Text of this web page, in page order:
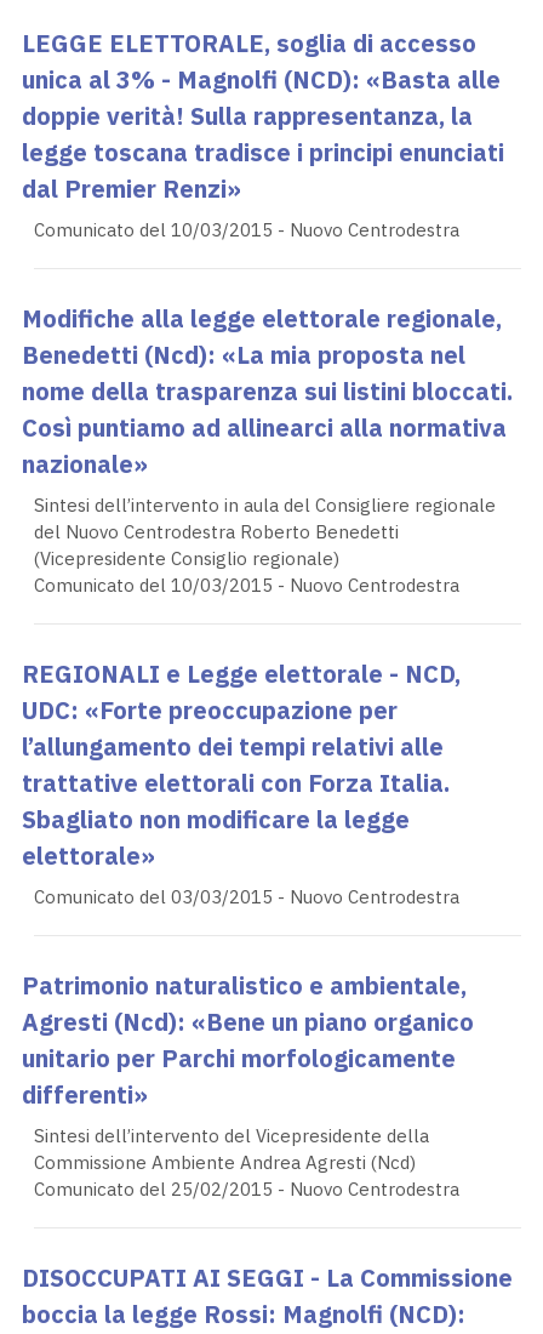
LEGGE ELETTORALE, soglia di accesso
unica al 3% - Magnolfi (NCD): «Basta alle
doppie verità! Sulla rappresentanza, la
legge toscana tradisce i principi enunciati
dal Premier Renzi»
Comunicato del 10/03/2015 - Nuovo Centrodestra
Modifiche alla legge elettorale regionale,
Benedetti (Ncd): «La mia proposta nel
nome della trasparenza sui listini bloccati.
Così puntiamo ad allinearci alla normativa
nazionale»
Sintesi dell’intervento in aula del Consigliere regionale
del Nuovo Centrodestra Roberto Benedetti
(Vicepresidente Consiglio regionale)
Comunicato del 10/03/2015 - Nuovo Centrodestra
REGIONALI e Legge elettorale - NCD,
UDC: «Forte preoccupazione per
l’allungamento dei tempi relativi alle
trattative elettorali con Forza Italia.
Sbagliato non modificare la legge
elettorale»
Comunicato del 03/03/2015 - Nuovo Centrodestra
Patrimonio naturalistico e ambientale,
Agresti (Ncd): «Bene un piano organico
unitario per Parchi morfologicamente
differenti»
Sintesi dell’intervento del Vicepresidente della
Commissione Ambiente Andrea Agresti (Ncd)
Comunicato del 25/02/2015 - Nuovo Centrodestra
DISOCCUPATI AI SEGGI - La Commissione
boccia la legge Rossi: Magnolfi (NCD):